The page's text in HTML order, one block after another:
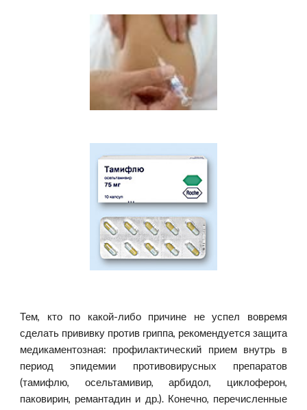
Тем, кто по какой-либо причине не успел вовремя
сделать прививку против гриппа, рекомендуется защита
медикаментозная: профилактический прием внутрь в
период эпидемии противовирусных препаратов
(тамифлю, осельтамивир, арбидол, циклоферон,
паковирин, ремантадин и др.). Конечно, перечисленные